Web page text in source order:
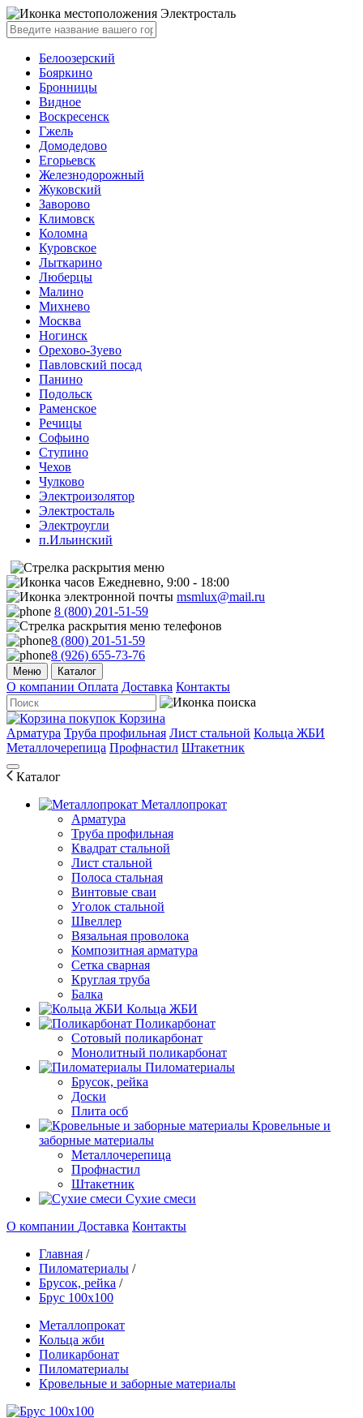
Электросталь
Белоозерский
Бояркино
Бронницы
Видное
Воскресенск
Гжель
Домодедово
Егорьевск
Железнодорожный
Жуковский
Заворово
Климовск
Коломна
Куровское
Лыткарино
Люберцы
Малино
Михнево
Москва
Ногинск
Орехово-Зуево
Павловский посад
Панино
Подольск
Раменское
Речицы
Софьино
Ступино
Чехов
Чулково
Электроизолятор
Электросталь
Электроугли
п.Ильинский
Ежедневно, 9:00 - 18:00
msmlux@mail.ru
8 (800) 201-51-59
8 (800) 201-51-59
8 (926) 655-73-76
Меню Каталог
О компании Оплата Доставка Контакты
Корзина
Арматура Труба профильная Лист стальной Кольца ЖБИ
Металлочерепица Профнастил Штакетник
Каталог
Металлопрокат
Арматура
Труба профильная
Квадрат стальной
Лист стальной
Полоса стальная
Винтовые сваи
Уголок стальной
Швеллер
Вязальная проволока
Композитная арматура
Сетка сварная
Круглая труба
Балка
Кольца ЖБИ
Поликарбонат
Сотовый поликарбонат
Монолитный поликарбонат
Пиломатериалы
Брусок, рейка
Доски
Плита осб
Кровельные и
заборные материалы
Металлочерепица
Профнастил
Штакетник
Сухие смеси
О компании Доставка Контакты
Главная /
Пиломатериалы /
Брусок, рейка /
Брус 100х100
Металлопрокат
Кольца жби
Поликарбонат
Пиломатериалы
Кровельные и заборные материалы